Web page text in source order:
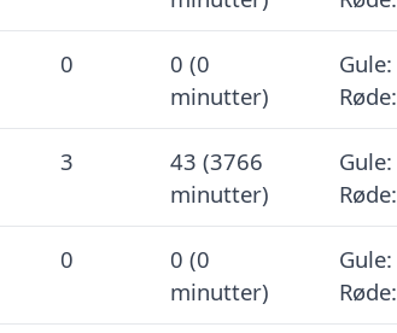
0
0 (0
minutter)
3
43 (3766
minutter)
0
0 (0
minutter)